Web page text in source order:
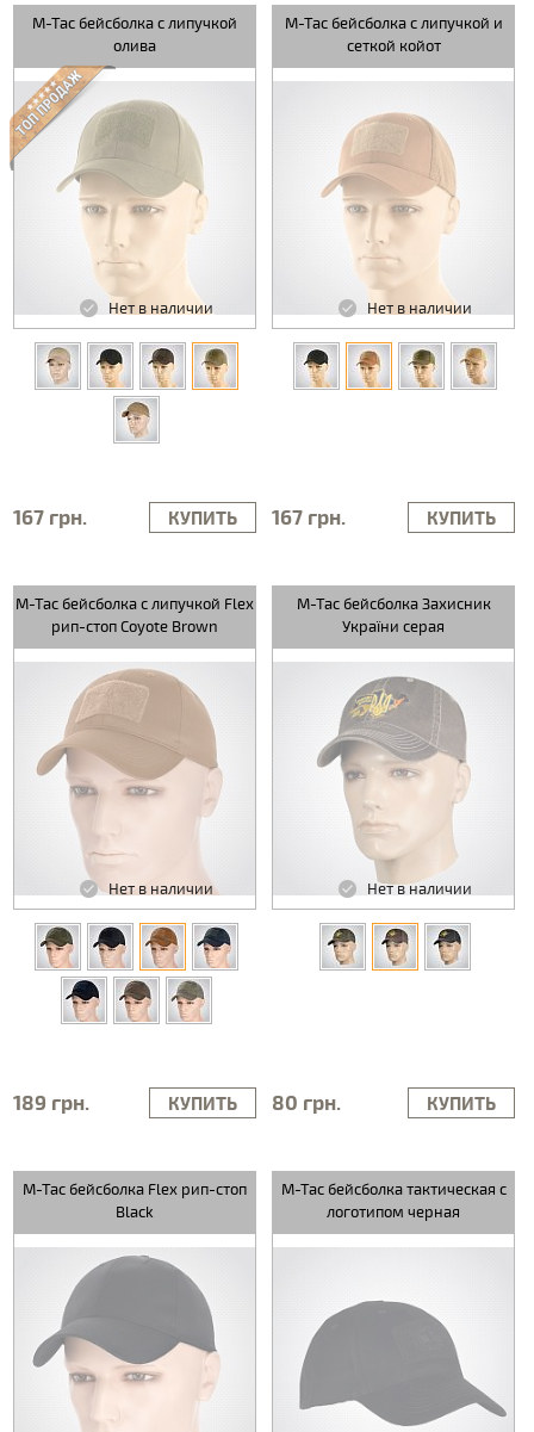
M-Tac бейсболка с липучкой
олива
Нет в наличии
167 грн. КУПИТЬ
M-Tac бейсболка с липучкой и
сеткой койот
Нет в наличии
167 грн. КУПИТЬ
M-Tac бейсболка с липучкой Flex
рип-стоп Coyote Brown
Нет в наличии
189 грн. КУПИТЬ
M-Tac бейсболка Захисник
України серая
Нет в наличии
80 грн. КУПИТЬ
M-Tac бейсболка Flex рип-стоп
Black
M-Tac бейсболка тактическая с
логотипом черная